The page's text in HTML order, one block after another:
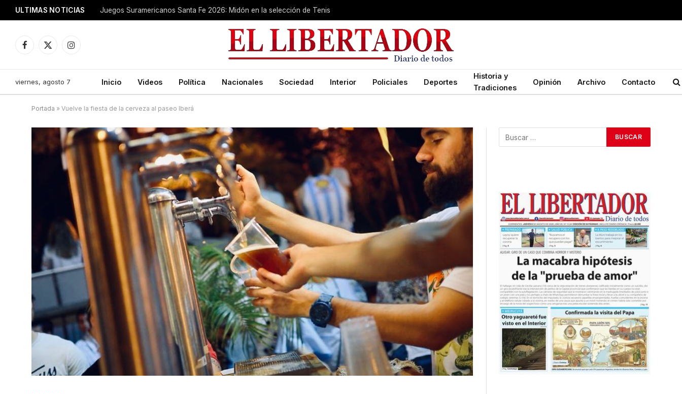
ULTIMAS NOTICIAS Juegos Suramericanos Santa Fe 2026: Midón en la selección de Tenis
Facebook
X
Instagram
viernes, agosto 7 Inicio Videos Política Nacionales Sociedad Interior Policiales Deportes
Historia y
Tradiciones
Opinión Archivo Contacto
Portada » Vuelve la fiesta de la cerveza al paseo Iberá